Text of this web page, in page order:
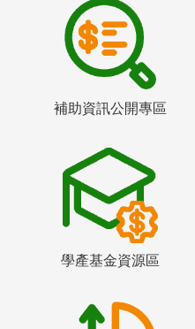
補助資訊公開專區
學產基金資源區